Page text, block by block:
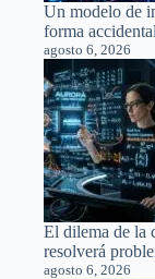
Un modelo de
forma
agosto 6, 2026
El dilema de la
resolverá
agosto 6, 2026